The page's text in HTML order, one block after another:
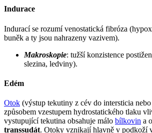
Indurace
Indurací se rozumí venostatická fibróza
buněk a ty jsou nahrazeny vazivem).
Makroskopie: tužší konzistence
slezina, ledviny).
Edém
Otok (výstup tekutiny z cév do intersticia
způsobem vzestupem hydrostatického tlaku
vystupující tekutina obsahuje málo bílkovin a
transsudát. Otoky vznikají hlavně v podkoží